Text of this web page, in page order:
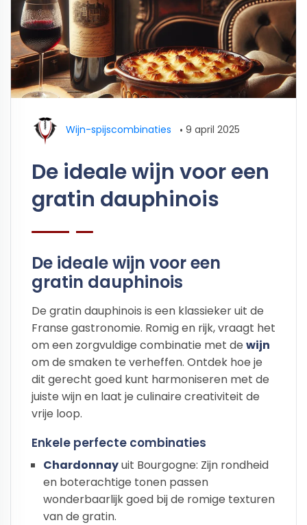
Wijn-spijscombinaties • 9 april 2025
De ideale wijn voor een
gratin dauphinois
De ideale wijn voor een
gratin dauphinois
De gratin dauphinois is een klassieker uit de
Franse gastronomie. Romig en rijk, vraagt het
om een zorgvuldige combinatie met de wijn
om de smaken te verheffen. Ontdek hoe je
dit gerecht goed kunt harmoniseren met de
juiste wijn en laat je culinaire creativiteit de
vrije loop.
Enkele perfecte combinaties
Chardonnayuit Bourgogne: Zijn rondheid
en boterachtige tonen passen
wonderbaarlijk goed bij de romige texturen
van de gratin.